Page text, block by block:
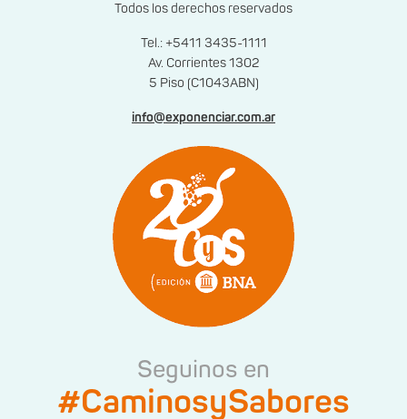
Todos los derechos reservados
Tel.: +5411 3435-1111
Av. Corrientes 1302
5 Piso (C1043ABN)
info@exponenciar.com.ar
Seguinos en
#CaminosySabores